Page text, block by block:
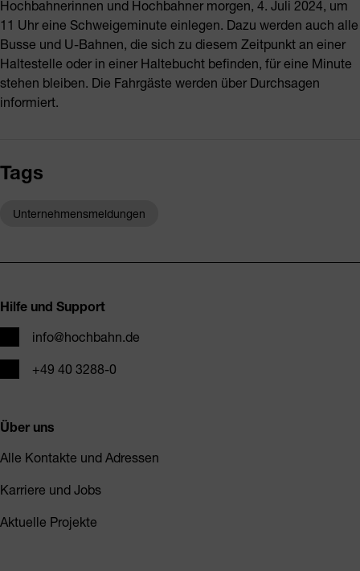
Hochbahnerinnen und Hochbahner morgen, 4. Juli 2024, um
11 Uhr eine Schweigeminute einlegen. Dazu werden auch alle
Busse und U-Bahnen, die sich zu diesem Zeitpunkt an einer
Haltestelle oder in einer Haltebucht befinden, für eine Minute
stehen bleiben. Die Fahrgäste werden über Durchsagen
informiert.
Tags
Unternehmensmeldungen
Hilfe und Support
E-Mailinfo@hochbahn.de
Telefon+49 40 3288-0
Über uns
Alle Kontakte und Adressen
Karriere und Jobs
Aktuelle Projekte